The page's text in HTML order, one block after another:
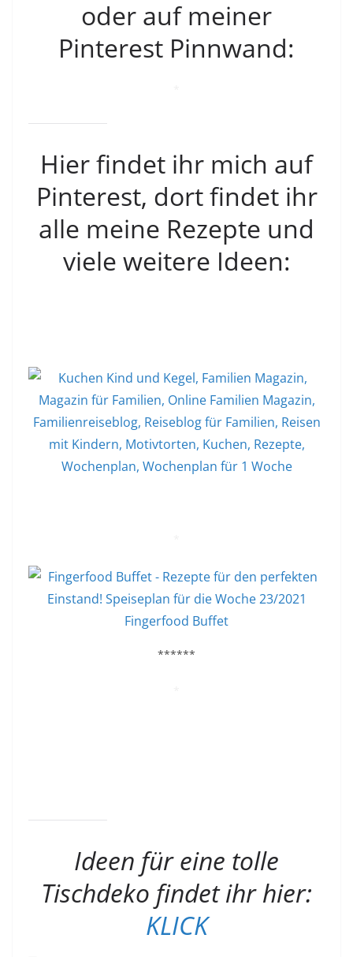
oder auf meiner
Pinterest Pinnwand:
Hier findet ihr mich auf
Pinterest, dort findet ihr
alle meine Rezepte und
viele weitere Ideen:
Fingerfood Buffet
******
Ideen für eine tolle
Tischdeko findet ihr hier:
KLICK